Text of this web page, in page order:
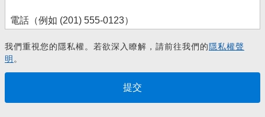
我們重視您的隱私權。若欲深入瞭解，請前往我們的隱私權聲
明 。